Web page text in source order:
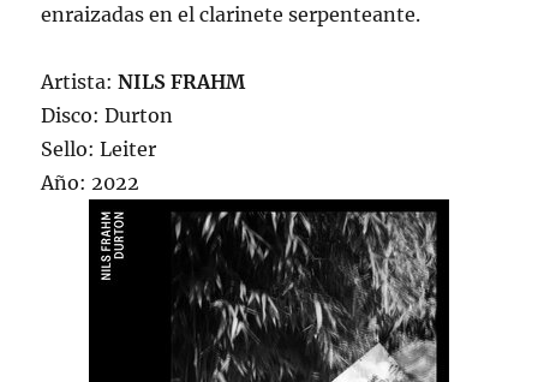
enraizadas en el clarinete serpenteante.
Artista:NILS FRAHM
Disco: Durton
Sello: Leiter
Año: 2022